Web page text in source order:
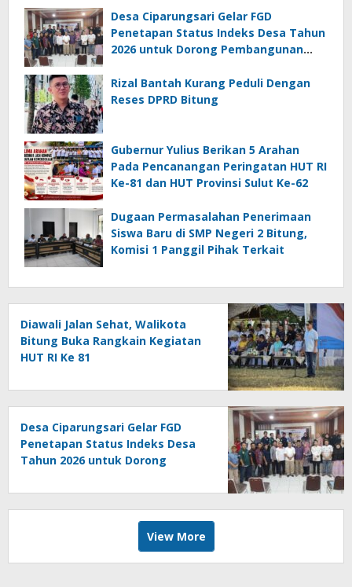
Desa Ciparungsari Gelar FGD
Penetapan Status Indeks Desa Tahun
2026 untuk Dorong Pembangunan
Rizal Bantah Kurang Peduli Dengan
Reses DPRD Bitung
Gubernur Yulius Berikan 5 Arahan
Pada Pencanangan Peringatan HUT RI
Ke-81 dan HUT Provinsi Sulut Ke-62
Dugaan Permasalahan Penerimaan
Siswa Baru di SMP Negeri 2 Bitung,
Komisi 1 Panggil Pihak Terkait
Diawali Jalan Sehat, Walikota
Bitung Buka Rangkain Kegiatan
HUT RI Ke 81
Desa Ciparungsari Gelar FGD
Penetapan Status Indeks Desa
Tahun 2026 untuk Dorong
View More